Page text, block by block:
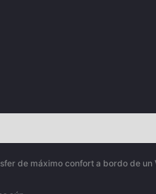
de máximo confort a bordo de un